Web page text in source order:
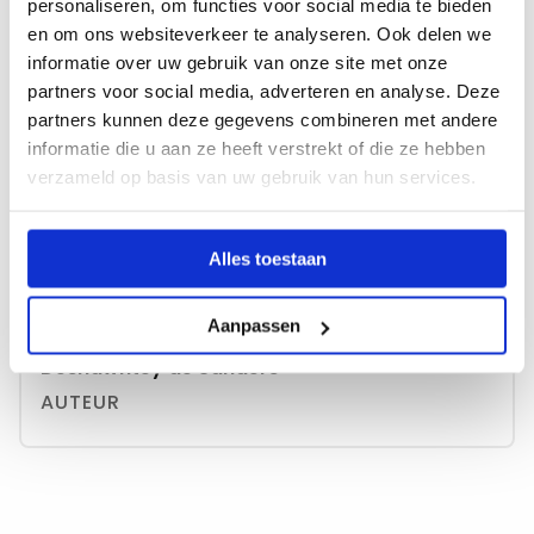
personaliseren, om functies voor social media te bieden
en om ons websiteverkeer te analyseren. Ook delen we
informatie over uw gebruik van onze site met onze
partners voor social media, adverteren en analyse. Deze
partners kunnen deze gegevens combineren met andere
informatie die u aan ze heeft verstrekt of die ze hebben
verzameld op basis van uw gebruik van hun services.
Alles toestaan
Aanpassen
Meer lezen over starten als docent?
Benieuwd naar de start van anderen? Lees hier hun
verhalen:
Deshawntey de Sanders
AUTEUR